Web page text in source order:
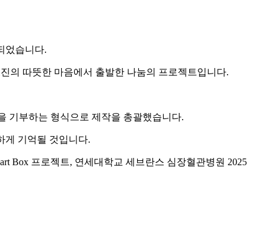
었습니다.
의 따뜻한 마음에서 출발한 나눔의 프로젝트입니다.
기부하는 형식으로 제작을 총괄했습니다.
게 기억될 것입니다.